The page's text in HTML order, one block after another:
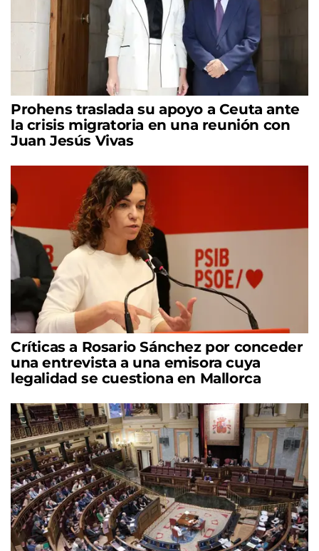
Prohens traslada su apoyo a Ceuta ante
la crisis migratoria en una reunión con
Juan Jesús Vivas
Críticas a Rosario Sánchez por conceder
una entrevista a una emisora cuya
legalidad se cuestiona en Mallorca